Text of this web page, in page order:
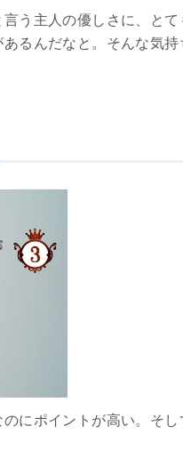
う主人の優しさに、と
るんだなと。そんな気
にポイントが高い。そ